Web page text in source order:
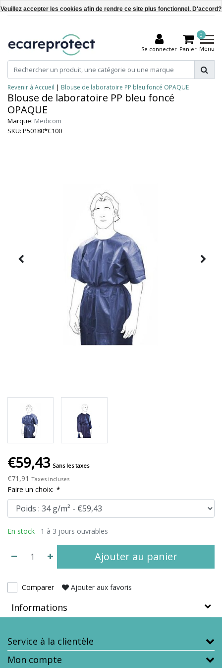
Se connecter
0
Panier Menu
Revenir à Accueil | Blouse de laboratoire PP bleu foncé OPAQUE
Blouse de laboratoire PP bleu foncé
OPAQUE
Marque: Medicom
SKU: P50180*C100
€59,43 Sans les taxes
€71,91 Taxes incluses
Faire un choix: *
En stock 1 à 3 jours ouvrables
Ajouter au panier
Comparer Ajouter aux favoris
Informations
Service à la clientèle
Mon compte
Veuillez accepter les cookies afin de rendre ce site plus fonctionnel. D'accord?